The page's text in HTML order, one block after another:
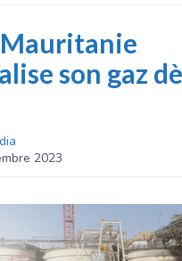
son gaz
2023